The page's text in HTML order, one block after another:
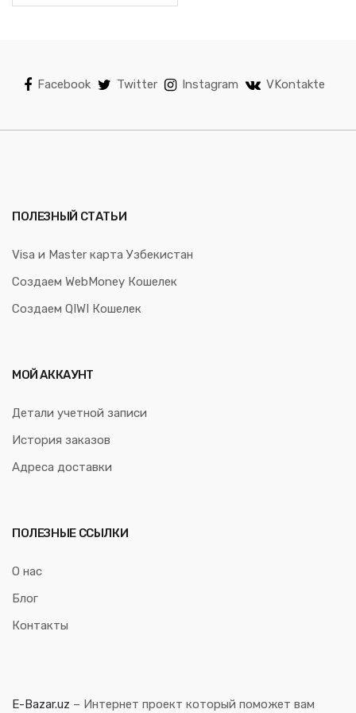
Facebook Twitter Instagram VKontakte
ПОЛЕЗНЫЙ СТАТЬИ
Visa и Master карта Узбекистан
Создаем WebMoney Кошелек
Создаем QIWI Кошелек
МОЙ АККАУНТ
Детали учетной записи
История заказов
Адреса доставки
ПОЛЕЗНЫЕ ССЫЛКИ
О нас
Блог
Контакты
E-Bazar.uz – Интернет проект который поможет вам